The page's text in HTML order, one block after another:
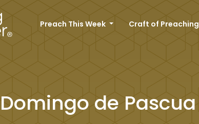
Preach This Week Craft of Preaching
de Pascua